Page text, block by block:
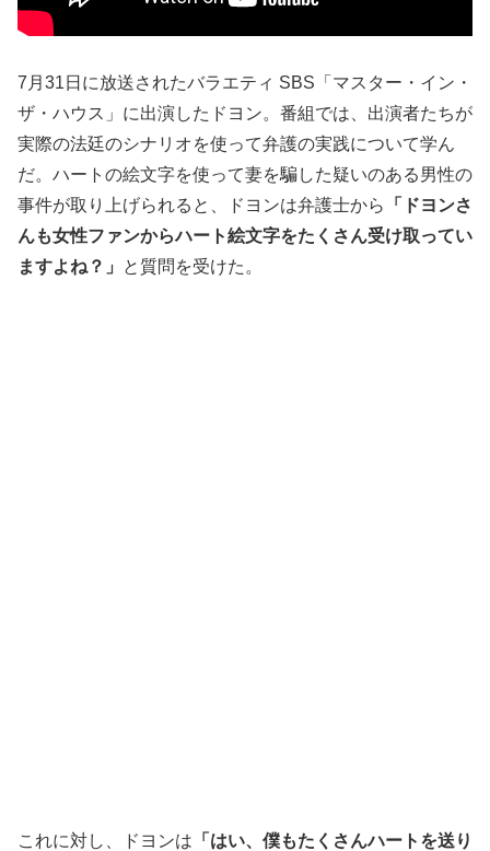
7月31日に放送されたバラエティ SBS「マスター・イン・
ザ・ハウス」に出演したドヨン。番組では、出演者たちが
実際の法廷のシナリオを使って弁護の実践について学ん
だ。ハートの絵文字を使って妻を騙した疑いのある男性の
事件が取り上げられると、ドヨンは弁護士から
「ドヨンさ
んも女性ファンからハート絵文字をたくさん受け取ってい
ますよね？」
と質問を受けた。
これに対し、ドヨンは 「はい、僕もたくさんハートを送り